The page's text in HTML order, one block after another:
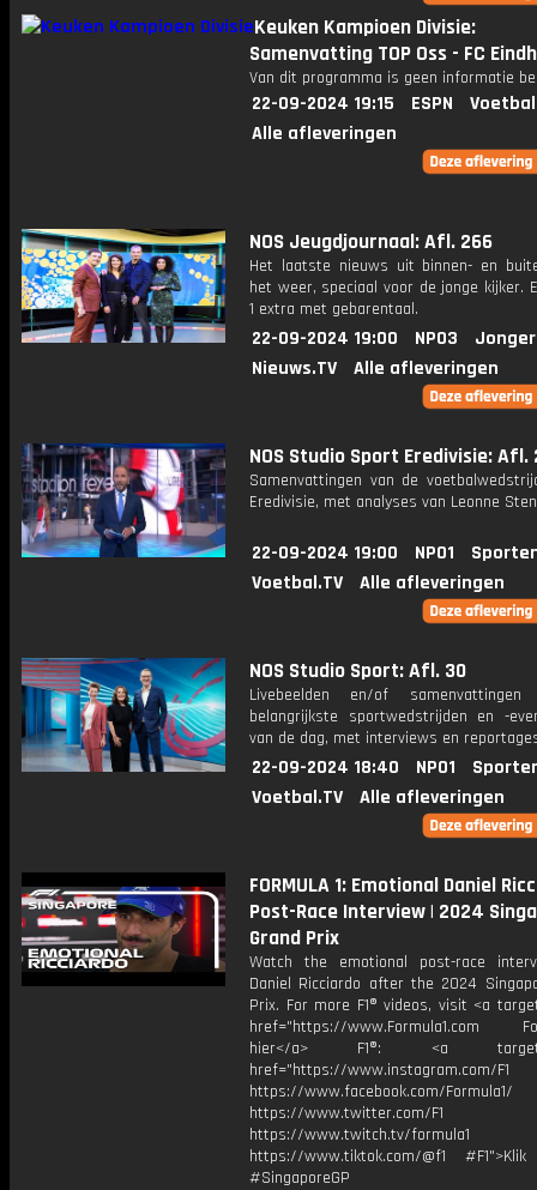
Keuken Kampioen Divisie:
Samenvatting TOP Oss - FC
Van dit programma is geen informatie
22-09-2024 19:15 ESPN
Alle afleveringen
NOS Jeugdjournaal: Afl. 266
Het laatste nieuws uit binnen- en
het weer, speciaal voor de jonge kijker.
1 extra met gebarentaal.
22-09-2024 19:00 NPO3
Nieuws.TV
Alle afleveringen
NOS Studio Sport Eredivisie: Afl.
Samenvattingen van de
Eredivisie, met analyses van Leonne
22-09-2024 19:00 NPO1
Voetbal.TV
Alle afleveringen
NOS Studio Sport: Afl. 30
Livebeelden en/of
belangrijkste sportwedstrijden en -
van de dag, met interviews en
22-09-2024 18:40 NPO1
Voetbal.TV
Alle afleveringen
FORMULA 1: Emotional Daniel
Post-Race Interview | 2024
Grand Prix
Watch the emotional post-race
Daniel Ricciardo after the 2024
Prix. For more F1® videos, visit <a
href="https://www.Formula1.com
hier</a> F1®: <a
href="https://www.instagram.com/F1
https://www.facebook.com/Formula1/
https://www.twitter.com/F1
https://www.twitch.tv/formula1
https://www.tiktok.com/@f1
#SingaporeGP